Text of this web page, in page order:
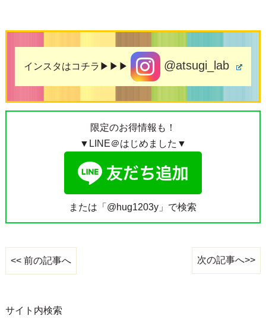
インスタはコチラ▶▶▶ @atsugi_lab
限定のお得情報も！
▼LINE＠はじめました▼
または「@hug1203y」で検索
<< 前の記事へ 次の記事へ>>
サイト内検索